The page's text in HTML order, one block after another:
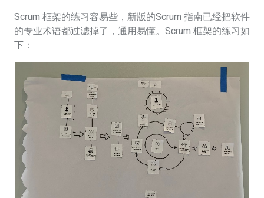
Scrum 框架的练习容易些，新版的Scrum 指南已经把软件
的专业术语都过滤掉了，通用易懂。Scrum 框架的练习如
下：